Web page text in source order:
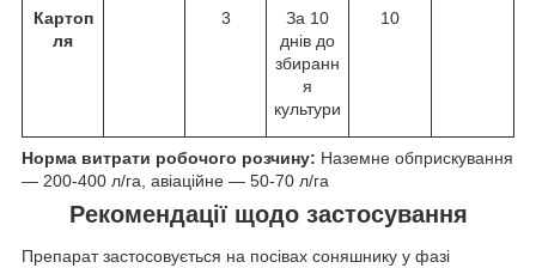
Картоп
ля
3
За 10
днів до
збиранн
я
культури
10
Норма витрати робочого розчину: Наземне обприскування
— 200-400 л/га, авіаційне — 50-70 л/га
Рекомендації щодо застосування
Препарат застосовується на посівах соняшнику у фазі